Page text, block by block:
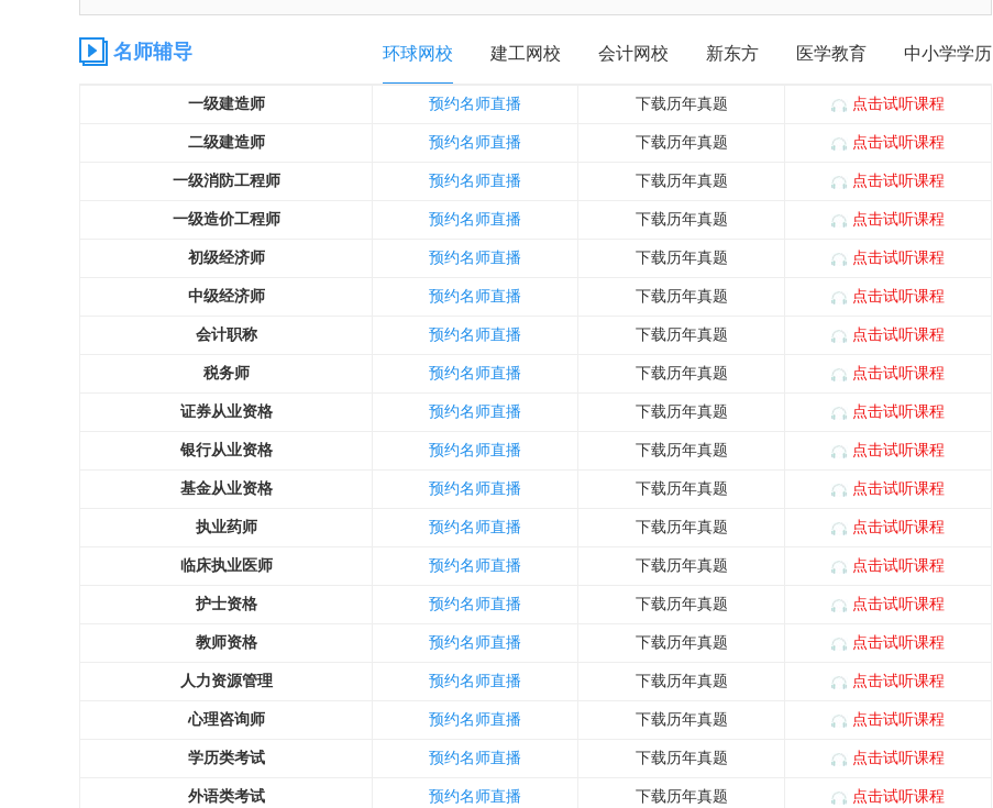
名师辅导 环球网校 建工网校 会计网校 新东方 医学教育 中小学学历
一级建造师 预约名师直播 下载历年真题 点击试听课程
二级建造师 预约名师直播 下载历年真题 点击试听课程
一级消防工程师 预约名师直播 下载历年真题 点击试听课程
一级造价工程师 预约名师直播 下载历年真题 点击试听课程
初级经济师 预约名师直播 下载历年真题 点击试听课程
中级经济师 预约名师直播 下载历年真题 点击试听课程
会计职称 预约名师直播 下载历年真题 点击试听课程
税务师 预约名师直播 下载历年真题 点击试听课程
证券从业资格 预约名师直播 下载历年真题 点击试听课程
银行从业资格 预约名师直播 下载历年真题 点击试听课程
基金从业资格 预约名师直播 下载历年真题 点击试听课程
执业药师 预约名师直播 下载历年真题 点击试听课程
临床执业医师 预约名师直播 下载历年真题 点击试听课程
护士资格 预约名师直播 下载历年真题 点击试听课程
教师资格 预约名师直播 下载历年真题 点击试听课程
人力资源管理 预约名师直播 下载历年真题 点击试听课程
心理咨询师 预约名师直播 下载历年真题 点击试听课程
学历类考试 预约名师直播 下载历年真题 点击试听课程
外语类考试 预约名师直播 下载历年真题 点击试听课程